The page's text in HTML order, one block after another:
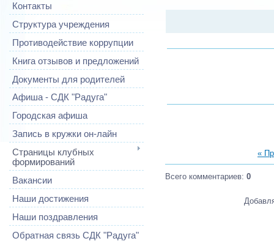
Контакты
Структура учреждения
Противодействие коррупции
Книга отзывов и предложений
Документы для родителей
Афиша - СДК "Радуга"
Городская афиша
Запись в кружки он-лайн
Страницы клубных
формирований
Вакансии
Наши достижения
Наши поздравления
Обратная связь СДК "Радуга"
«
Всего комментариев: 0